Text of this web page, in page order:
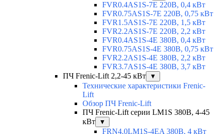
FVR0.4AS1S-7E 220В, 0,4 кВт
FVR0.75AS1S-7E 220В, 0,75 кВт
FVR1.5AS1S-7E 220В, 1,5 кВт
FVR2.2AS1S-7E 220В, 2,2 кВт
FVR0.4AS1S-4E 380В, 0,4 кВт
FVR0.75AS1S-4E 380В, 0,75 кВт
FVR2.2AS1S-4E 380В, 2,2 кВт
FVR3.7AS1S-4E 380В, 3,7 кВт
ПЧ Frenic-Lift 2,2-45 кВт
▼
Технические характеристики Frenic-
Lift
Обзор ПЧ Frenic-Lift
ПЧ Frenic-Lift серии LM1S 380В, 4-45
кВт
▼
FRN4.0LM1S-4EA 380В, 4 кВт